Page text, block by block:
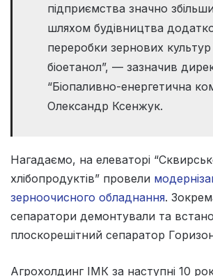
підприємства значно
шляхом будівництва
переробки зернових
біоетанол”, — зазначив
“Біопаливно-енергетична
Олександр Ксенжук.
Нагадаємо, на елеваторі
хлібопродуктів” провели
зерноочисного обладнання.
сепаратори демонтували та
плоскорешітний сепаратор
Агрохолдинг ІМК за наступні 10